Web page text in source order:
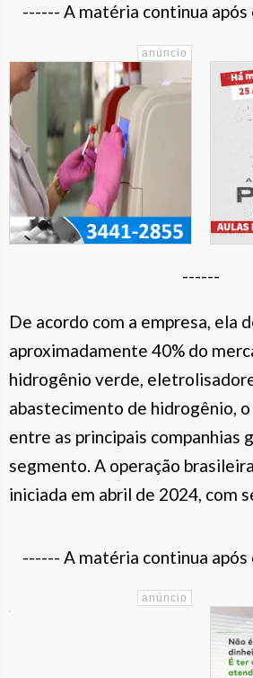
------ A matéria continua após
------
De acordo com a empresa, ela
aproximadamente 40% do
hidrogênio verde,
abastecimento de hidrogênio, o
entre as principais companhias
segmento. A operação
iniciada em abril de 2024, com
------ A matéria continua após